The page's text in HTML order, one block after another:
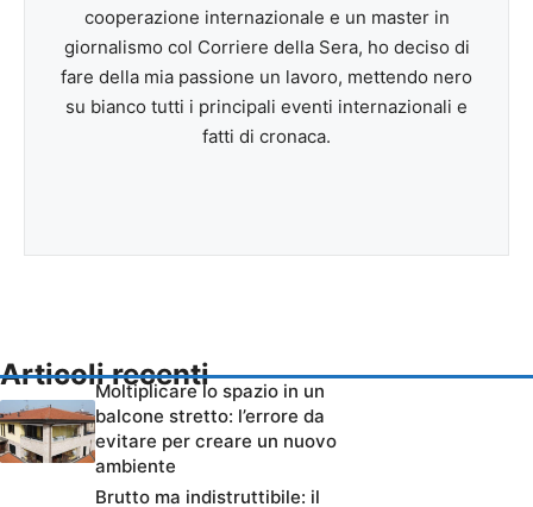
cooperazione internazionale e un master in
giornalismo col Corriere della Sera, ho deciso di
fare della mia passione un lavoro, mettendo nero
su bianco tutti i principali eventi internazionali e
fatti di cronaca.
Articoli recenti
Moltiplicare lo spazio in un
balcone stretto: l’errore da
evitare per creare un nuovo
ambiente
Brutto ma indistruttibile: il